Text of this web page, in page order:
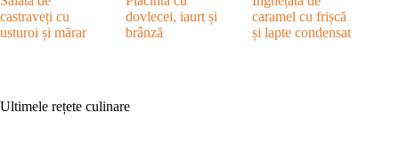
castraveți cu
usturoi și mărar
dovlecei, iaurt și
brânză
caramel cu frișcă
și lapte condensat
Ultimele rețete culinare